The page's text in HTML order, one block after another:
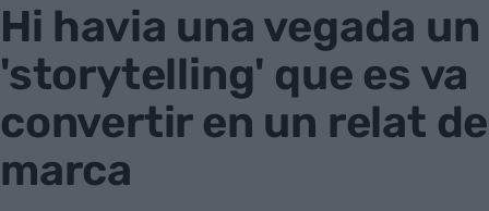
Hi havia una vegada un
'storytelling' que es va
convertir en un relat de
marca